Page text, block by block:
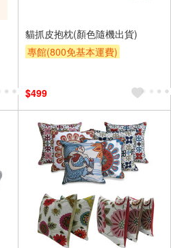
貓抓皮抱枕(顏色隨機出貨)
專館(800免基本運費)
$499